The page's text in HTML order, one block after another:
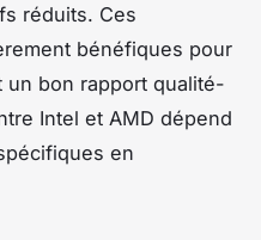
réduits. Ces
bénéfiques pour
un bon rapport qualité-
Intel et AMD dépend
en